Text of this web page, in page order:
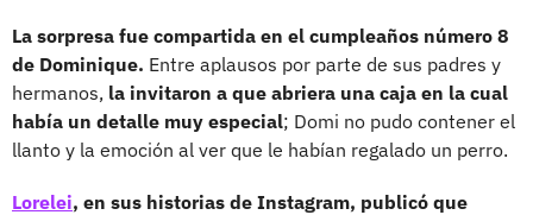
La sorpresa fue compartida en el cumpleaños número 8
de Dominique. Entre aplausos por parte de sus padres y
hermanos, la invitaron a que abriera una caja en la cual
había un detalle muy especial; Domi no pudo contener el
llanto y la emoción al ver que le habían regalado un perro.
Lorelei, en sus historias de Instagram, publicó que